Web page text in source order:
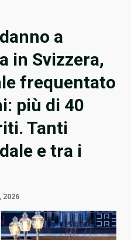
a
in Svizzera,
frequentato
più di 40
Tanti
e tra i
2026